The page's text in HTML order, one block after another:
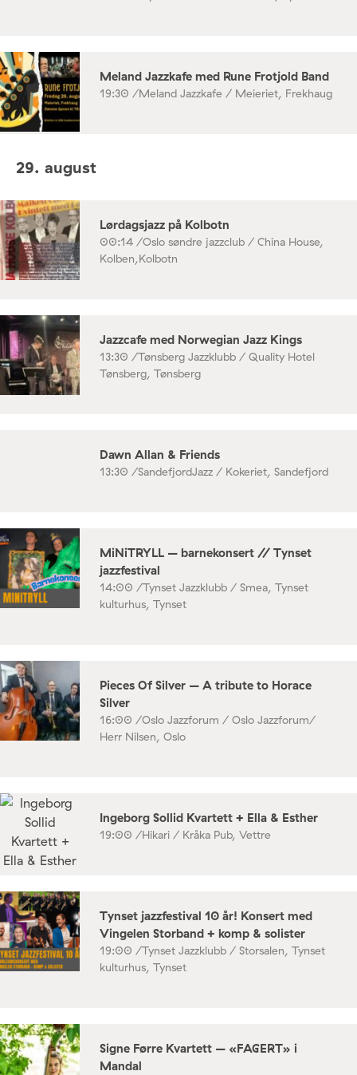
Meland Jazzkafe med Rune Frotjold Band
19:30 /Meland Jazzkafe / Meieriet, Frekhaug
29. august
Lørdagsjazz på Kolbotn
00:14 /Oslo søndre jazzclub / China House,
Kolben,Kolbotn
Jazzcafe med Norwegian Jazz Kings
13:30 /Tønsberg Jazzklubb / Quality Hotel
Tønsberg, Tønsberg
Dawn Allan & Friends
13:30 /SandefjordJazz / Kokeriet, Sandefjord
MiNiTRYLL – barnekonsert // Tynset
jazzfestival
14:00 /Tynset Jazzklubb / Smea, Tynset
kulturhus, Tynset
Pieces Of Silver – A tribute to Horace
Silver
16:00 /Oslo Jazzforum / Oslo Jazzforum/
Herr Nilsen, Oslo
Ingeborg Sollid Kvartett + Ella & Esther
19:00 /Hikari / Kråka Pub, Vettre
Tynset jazzfestival 10 år! Konsert med
Vingelen Storband + komp & solister
19:00 /Tynset Jazzklubb / Storsalen, Tynset
kulturhus, Tynset
Signe Førre Kvartett – «FAGERT» i
Mandal